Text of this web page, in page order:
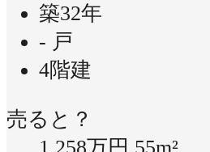
築32年
- 戸
4階建
売ると？
1,258万円 55m²